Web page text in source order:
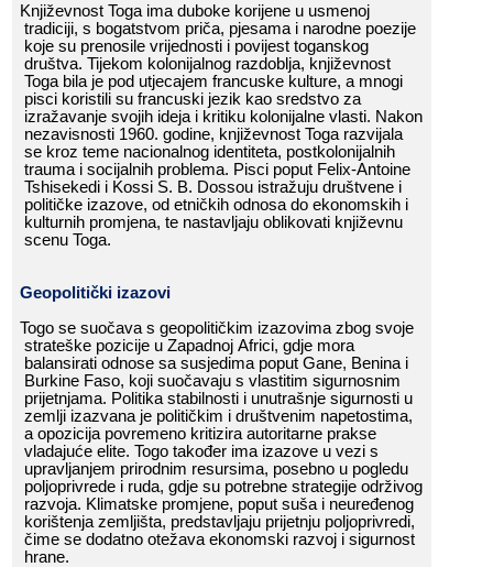
Književnost​​ Toga​​ ima​​ duboke​​ korijene​​ u​​ usmenoj​​
tradiciji,​​ s​​ bogatstvom​​ priča,​​ pjesama​​ i​​ narodne​​ poezije​​
koje​​ su​​ prenosile​​ vrijednosti​​ i​​ povijest​​ toganskog​​
društva.​​ Tijekom​​ kolonijalnog​​ razdoblja,​​ književnost​​
Toga​​ bila​​ je​​ pod​​ utjecajem​​ francuske​​ kulture,​​ a​​ mnogi​​
pisci​​ koristili​​ su​​ francuski​​ jezik​​ kao​​ sredstvo​​ za​​
izražavanje​​ svojih​​ ideja​​ i​​ kritiku​​ kolonijalne​​ vlasti.​​ Nakon​​
nezavisnosti​​ 1960.​​ godine,​​ književnost​​ Toga​​ razvijala​​
se​​ kroz​​ teme​​ nacionalnog​​ identiteta,​​ postkolonijalnih​​
trauma​​ i​​ socijalnih​​ problema.​​ Pisci​​ poput​​ Felix-Antoine​​
Tshisekedi​​ i​​ Kossi​​ S.​​ B.​​ Dossou​​ istražuju​​ društvene​​ i​​
političke​​ izazove,​​ od​​ etničkih​​ odnosa​​ do​​ ekonomskih​​ i​​
kulturnih​​ promjena,​​ te​​ nastavljaju​​ oblikovati​​ književnu​​
scenu​​ Toga.​​
Geopolitički​​ izazovi
Togo​​ se​​ suočava​​ s​​ geopolitičkim​​ izazovima​​ zbog​​ svoje​​
strateške​​ pozicije​​ u​​ Zapadnoj​​ Africi,​​ gdje​​ mora​​
balansirati​​ odnose​​ sa​​ susjedima​​ poput​​ Gane,​​ Benina​​ i​​
Burkine​​ Faso,​​ koji​​ suočavaju​​ s​​ vlastitim​​ sigurnosnim​​
prijetnjama.​​ Politika​​ stabilnosti​​ i​​ unutrašnje​​ sigurnosti​​ u​​
zemlji​​ izazvana​​ je​​ političkim​​ i​​ društvenim​​ napetostima,​​
a​​ opozicija​​ povremeno​​ kritizira​​ autoritarne​​ prakse​​
vladajuće​​ elite.​​ Togo​​ također​​ ima​​ izazove​​ u​​ vezi​​ s​​
upravljanjem​​ prirodnim​​ resursima,​​ posebno​​ u​​ pogledu​​
poljoprivrede​​ i​​ ruda,​​ gdje​​ su​​ potrebne​​ strategije​​ održivog​​
razvoja.​​ Klimatske​​ promjene,​​ poput​​ suša​​ i​​ neuređenog​​
korištenja​​ zemljišta,​​ predstavljaju​​ prijetnju​​ poljoprivredi,​​
čime​​ se​​ dodatno​​ otežava​​ ekonomski​​ razvoj​​ i​​ sigurnost​​
hrane.​​